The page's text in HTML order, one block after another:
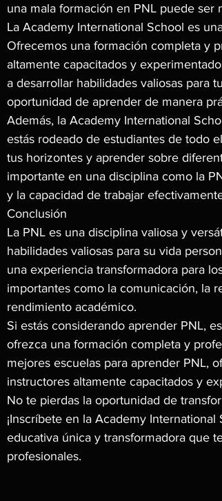
una mala formación en PNL puede
La Academy International School es
Ofrecemos una formación completa y
altamente capacitados y
a desarrollar habilidades valiosas para
oportunidad de aprender de manera
Además, la Academy International
estás rodeado de estudiantes de todo
tus horizontes y aprender sobre
importante en una disciplina como la
y la capacidad de trabajar
Conclusión
La PNL es una disciplina valiosa y
habilidades valiosas para su vida
una experiencia transformadora para
importantes como la comunicación, la
rendimiento académico.
Si estás considerando aprender PNL,
ofrezca una formación completa y
mejores escuelas para aprender PNL,
instructores altamente capacitados y
No te pierdas la oportunidad de
¡Inscríbete en la Academy
educativa única y transformadora que
profesionales.